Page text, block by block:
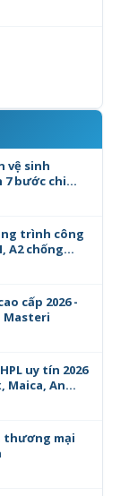
vệ sinh
7 bước chi
trình công
A2 chống
cấp 2026 -
Masteri
uy tín 2026
Maica, An
thương mại